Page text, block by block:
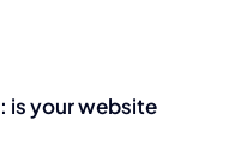
is your website